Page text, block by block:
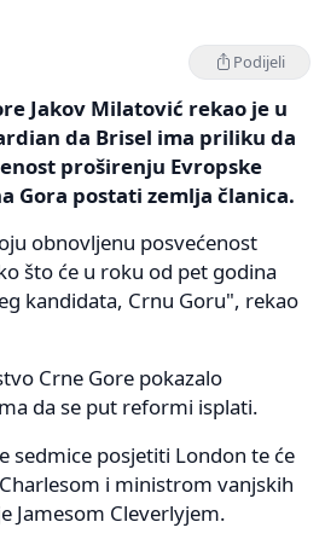
Podijeli
Jakov Milatović rekao je u
da Brisel ima priliku da
proširenju Evropske
Gora postati zemlja članica.
obnovljenu posvećenost
što će u roku od pet godina
kandidata, Crnu Goru", rekao
Crne Gore pokazalo
da se put reformi isplati.
sedmice posjetiti London te će
i ministrom vanjskih
Jamesom Cleverlyjem.